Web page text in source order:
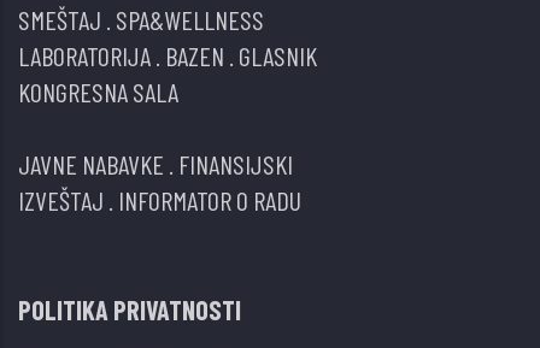
SMEŠTAJ SPA&WELLNESS
LABORATORIJA BAZEN GLASNIK
KONGRESNA SALA
JAVNE NABAVKE FINANSIJSKI
IZVEŠTAJ INFORMATOR O RADU
POLITIKA PRIVATNOSTI